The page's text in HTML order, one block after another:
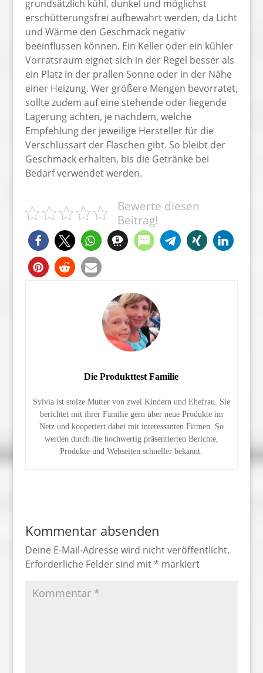
grundsätzlich kühl, dunkel und möglichst
erschütterungsfrei aufbewahrt werden, da Licht
und Wärme den Geschmack negativ
beeinflussen können. Ein Keller oder ein kühler
Vorratsraum eignet sich in der Regel besser als
ein Platz in der prallen Sonne oder in der Nähe
einer Heizung. Wer größere Mengen bevorratet,
sollte zudem auf eine stehende oder liegende
Lagerung achten, je nachdem, welche
Empfehlung der jeweilige Hersteller für die
Verschlussart der Flaschen gibt. So bleibt der
Geschmack erhalten, bis die Getränke bei
Bedarf verwendet werden.
Bewerte diesen
Beitrag!
Die Produkttest Familie
Sylvia ist stolze Mutter von zwei Kindern und Ehefrau. Sie
berichtet mit ihrer Familie gern über neue Produkte im
Netz und kooperiert dabei mit interessanten Firmen. So
werden durch die hochwertig präsentierten Berichte,
Produkte und Webseiten schneller bekannt.
Kommentar absenden
Deine E-Mail-Adresse wird nicht veröffentlicht.
Erforderliche Felder sind mit* markiert